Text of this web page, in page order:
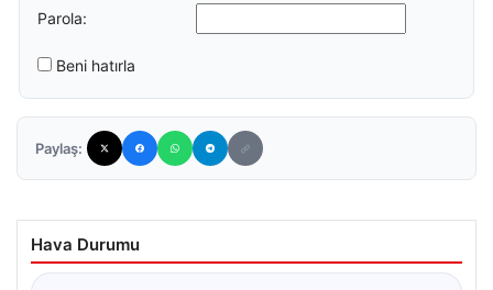
Parola:
Beni hatırla
Paylaş:
Hava Durumu